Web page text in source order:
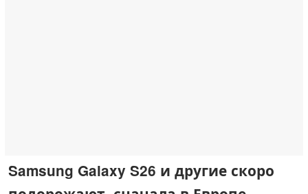
Samsung Galaxy S26 и другие скоро